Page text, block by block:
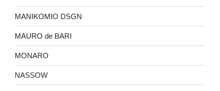
MANIKOMIO DSGN
MAURO de BARI
MONARO
NASSOW